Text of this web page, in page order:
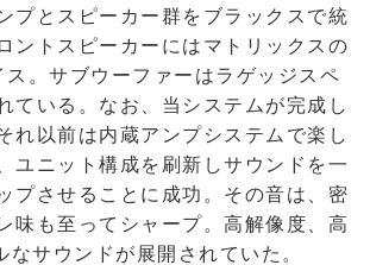
プとスピーカー群をブラックスで統
ントスピーカーにはマトリックスの
。サブウーファーはラゲッジスペ
ている。なお、当システムが完成し
れ以前は内蔵アンプシステムで楽し
ユニット構成を刷新しサウンドを一
プさせることに成功。その音は、密
味も至ってシャープ。高解像度、高
サウンドが展開されていた。